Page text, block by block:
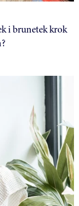
i brunetek krok